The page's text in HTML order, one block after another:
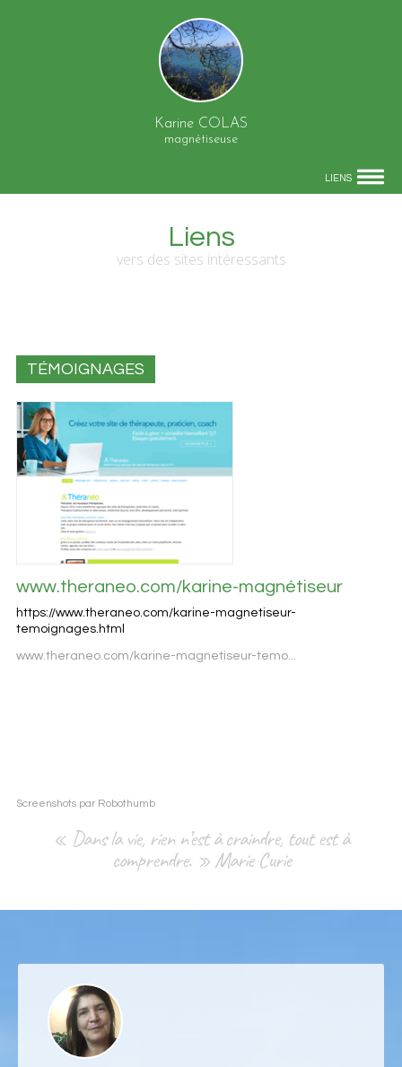
Karine COLAS
magnétiseuse
LIENS
Liens
vers des sites intéressants
TÉMOIGNAGES
www.theraneo.com/karine-magnétiseur
https://www.theraneo.com/karine-magnetiseur-
temoignages.html
www.theraneo.com/karine-magnetiseur-temo...
Screenshots par Robothumb
« Dans la vie, rien n’est à craindre, tout est à
comprendre. » Marie Curie